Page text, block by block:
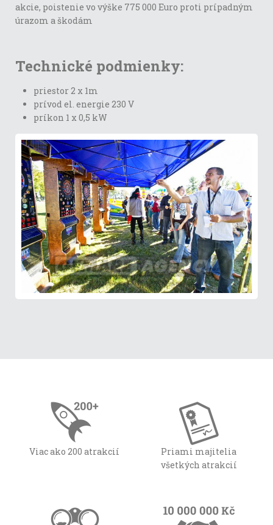
akcie, poistenie vo výške 775 000 Euro proti prípadným
úrazom a škodám
Technické podmienky:
priestor 2 x 1m
prívod el. energie 230 ​​V
príkon 1 x 0,5 kW
Viac ako 200 atrakcií
Priami majitelia
všetkých atrakcií